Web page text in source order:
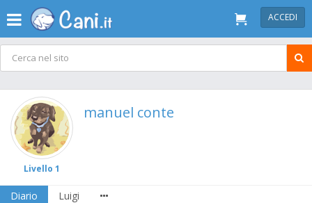
ACCEDI
Livello 1
manuel conte
Diario Luigi